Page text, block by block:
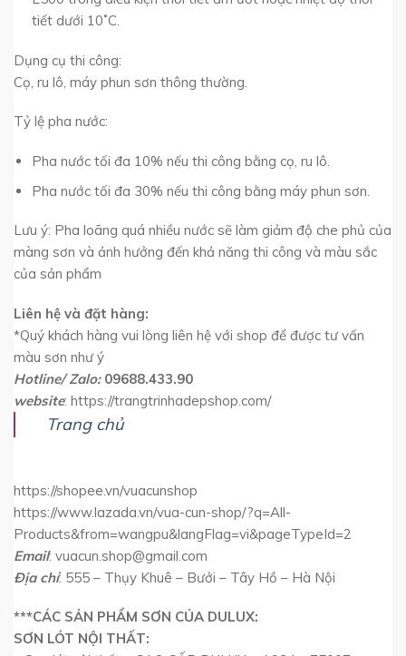
tiết dưới 10˚C.
Dụng cụ thi công:
Cọ, ru lô, máy phun sơn thông thường.
Tỷ lệ pha nước:
Pha nước tối đa 10% nếu thi công bằng cọ, ru lô.
Pha nước tối đa 30% nếu thi công bằng máy phun sơn.
Lưu ý: Pha loãng quá nhiều nước sẽ làm giảm độ che phủ của
màng sơn và ảnh hưởng đến khả năng thi công và màu sắc
của sản phẩm
Liên hệ và đặt hàng:
*Quý khách hàng vui lòng liên hệ với shop để được tư vấn
màu sơn như ý
Hotline/ Zalo: 09688.433.90
website: https://trangtrinhadepshop.com/
Trang chủ
https://shopee.vn/vuacunshop
https://www.lazada.vn/vua-cun-shop/?q=All-
Products&from=wangpu&langFlag=vi&pageTypeId=2
Email: vuacun.shop@gmail.com
Địa chỉ: 555 – Thụy Khuê – Bưởi – Tây Hồ – Hà Nội
***CÁC SẢN PHẨM SƠN CỦA DULUX:
SƠN LÓT NỘI THẤT: